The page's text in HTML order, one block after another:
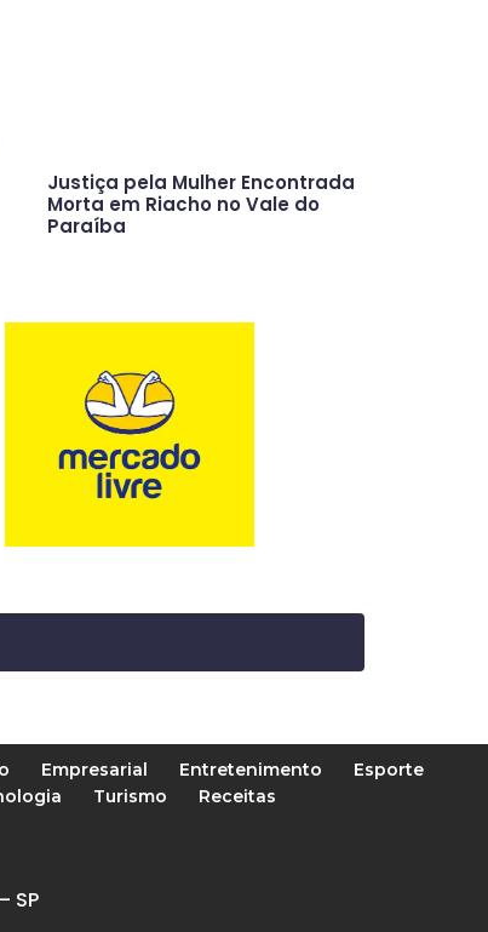
Justiça pela Mulher Encontrada
Morta em Riacho no Vale do
Paraíba
Empresarial Entretenimento
Esporte
Turismo Receitas
SP